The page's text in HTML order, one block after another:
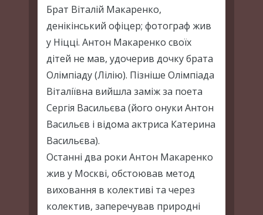
Брат Віталій Макаренко,
денікінський офіцер; фотограф жив
у Ніцці. Антон Макаренко своїх
дітей не мав, удочерив дочку брата
Олімпіаду (Лілію). Пізніше Олімпіада
Віталіївна вийшла заміж за поета
Сергія Васильєва (його онуки Антон
Васильєв і відома актриса Катерина
Васильєва).
Останні два роки Антон Макаренко
жив у Москві, обстоював метод
виховання в колективі та через
колектив, заперечував природні